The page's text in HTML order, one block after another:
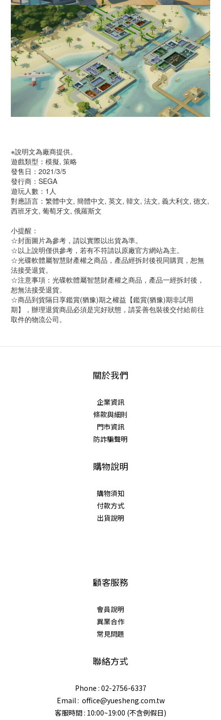
※說明文為廠商提供。
遊戲類型：模擬, 策略
發售日：2021/3/5
發行商：SEGA
遊玩人數：1人
對應語言：繁體中文, 簡體中文, 英文, 韓文, 法文, 義大利文, 德文,
西班牙文, 葡萄牙文, 俄羅斯文
小提醒：
☆封面圖片為參考，請以實際以出貨為準。
☆以上說明僅供參考，若有不符請以原廠官方網站為主。
☆光碟軟體屬智慧財產權之商品，產品經拆封後視同購買，恕無
法接受退貨。
☆注意事項：光碟軟體屬智慧財產權之商品，產品一經拆封後，
恕無法接受退貨。
☆商品到貨隔日享鑑賞(猶豫)期之權益【鑑賞(猶豫)期非試用
期】，辦理退貨商品必須是完好狀態，請妥善包裝後交付給前往
取件的物流公司。
關於我們
企業資訊
條款與細則
門市資訊
防詐騙聲明
購物說明
購物須知
付款方式
出貨說明
顧客服務
會員說明
異業合作
常見問題
聯絡方式
Phone : 02-2756-6337
Email : office@yuesheng.com.tw
客服時間 : 10:00~19:00 (不含例假日)